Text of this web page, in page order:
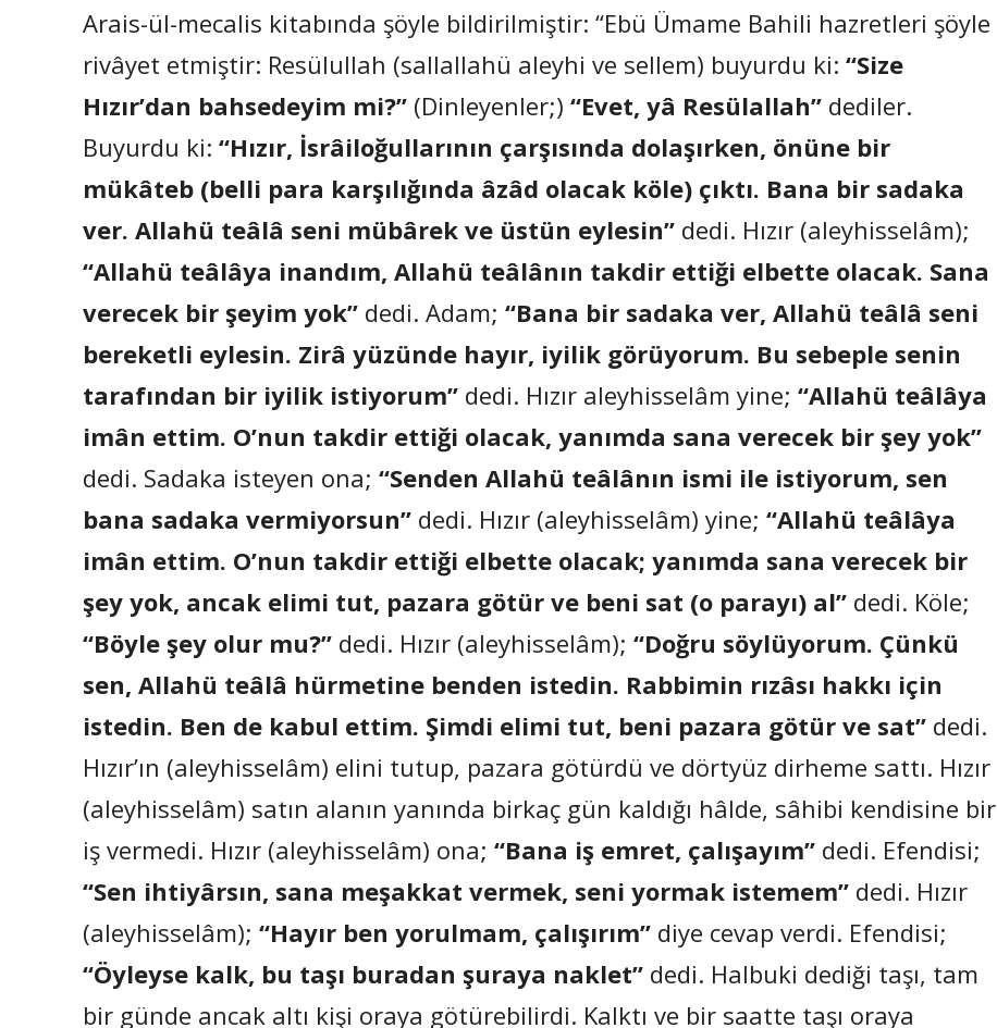
Arais-ül-mecalis kitabında şöyle bildirilmiştir: “Ebü Ümame Bahili hazretleri şöyle
rivâyet etmiştir: Resülullah (sallallahü aleyhi ve sellem) buyurdu ki: “Size
Hızır’dan bahsedeyim mi?” (Dinleyenler;) “Evet, yâ Resülallah” dediler.
Buyurdu ki: “Hızır, İsrâiloğullarının çarşısında dolaşırken, önüne bir
mükâteb (belli para karşılığında âzâd olacak köle) çıktı. Bana bir sadaka
ver. Allahü teâlâ seni mübârek ve üstün eylesin” dedi. Hızır (aleyhisselâm);
“Allahü teâlâya inandım, Allahü teâlânın takdir ettiği elbette olacak. Sana
verecek bir şeyim yok” dedi. Adam; “Bana bir sadaka ver, Allahü teâlâ seni
bereketli eylesin. Zirâ yüzünde hayır, iyilik görüyorum. Bu sebeple senin
tarafından bir iyilik istiyorum” dedi. Hızır aleyhisselâm yine; “Allahü teâlâya
imân ettim. O’nun takdir ettiği olacak, yanımda sana verecek bir şey yok”
dedi. Sadaka isteyen ona; “Senden Allahü teâlânın ismi ile istiyorum, sen
bana sadaka vermiyorsun” dedi. Hızır (aleyhisselâm) yine; “Allahü teâlâya
imân ettim. O’nun takdir ettiği elbette olacak; yanımda sana verecek bir
şey yok, ancak elimi tut, pazara götür ve beni sat (o parayı) al” dedi. Köle;
“Böyle şey olur mu?” dedi. Hızır (aleyhisselâm); “Doğru söylüyorum. Çünkü
sen, Allahü teâlâ hürmetine benden istedin. Rabbimin rızâsı hakkı için
istedin. Ben de kabul ettim. Şimdi elimi tut, beni pazara götür ve sat” dedi.
Hızır’ın (aleyhisselâm) elini tutup, pazara götürdü ve dörtyüz dirheme sattı. Hızır
(aleyhisselâm) satın alanın yanında birkaç gün kaldığı hâlde, sâhibi kendisine bir
iş vermedi. Hızır (aleyhisselâm) ona; “Bana iş emret, çalışayım” dedi. Efendisi;
“Sen ihtiyârsın, sana meşakkat vermek, seni yormak istemem” dedi. Hızır
(aleyhisselâm); “Hayır ben yorulmam, çalışırım” diye cevap verdi. Efendisi;
“Öyleyse kalk, bu taşı buradan şuraya naklet” dedi. Halbuki dediği taşı, tam
bir günde ancak altı kişi oraya götürebilirdi. Kalktı ve bir saatte taşı oraya